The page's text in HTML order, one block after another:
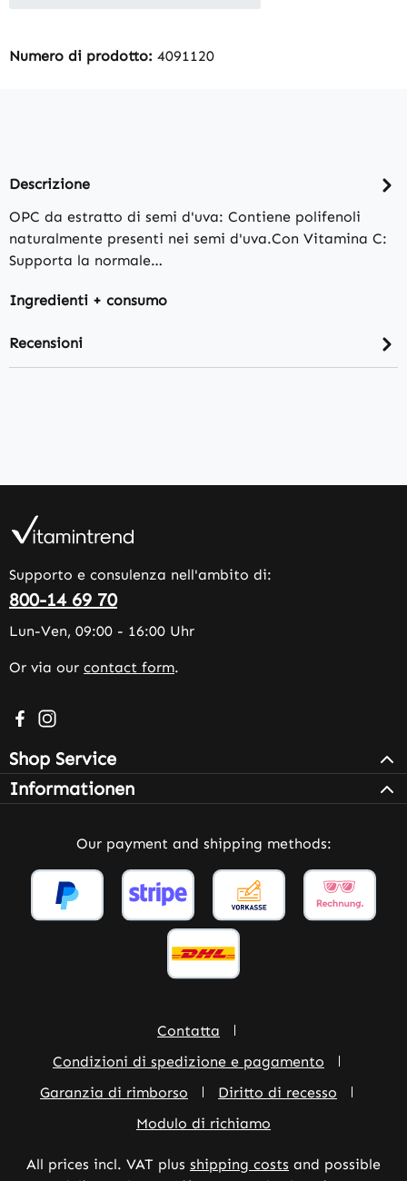
Numero di prodotto: 4091120
Descrizione
OPC da estratto di semi d'uva: Contiene polifenoli
naturalmente presenti nei semi d'uva.Con Vitamina C:
Supporta la normale…
Ingredienti + consumo
Recensioni
Supporto e consulenza nell'ambito di:
800-14 69 70
Lun-Ven, 09:00 - 16:00 Uhr
Or via our contact form.
Visit us on Facebook – opens in a new browser tab
Check us out on Instagram – opens in a new
Shop Service
Informationen
Our payment and shipping methods:
Contatta
Condizioni di spedizione e pagamento
Garanzia di rimborso
Diritto di recesso
Modulo di richiamo
All prices incl. VAT plus shipping costs and possible